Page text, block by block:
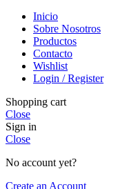
Inicio
Sobre Nosotros
Productos
Contacto
Wishlist
Login / Register
Shopping cart
Close
Sign in
Close
No account yet?
Create an Account